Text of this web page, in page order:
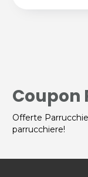
Coupon
Offerte
parrucchiere!